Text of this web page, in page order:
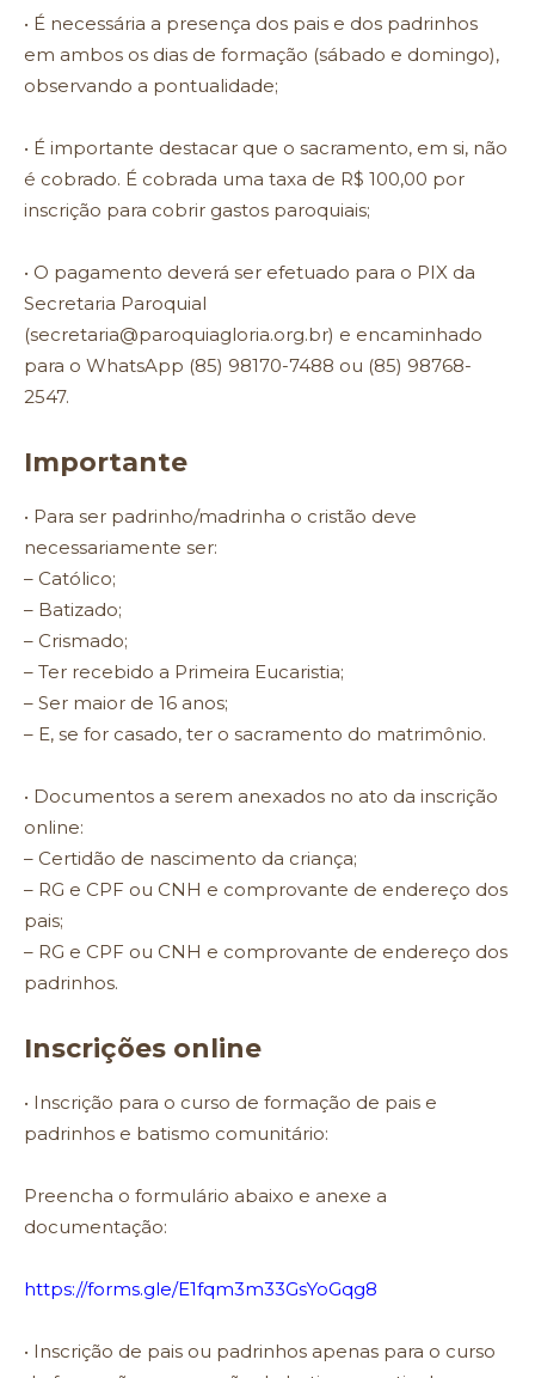
• É necessária a presença dos pais e dos padrinhos
em ambos os dias de formação (sábado e domingo),
observando a pontualidade;
• É importante destacar que o sacramento, em si, não
é cobrado. É cobrada uma taxa de R$ 100,00 por
inscrição para cobrir gastos paroquiais;
• O pagamento deverá ser efetuado para o PIX da
Secretaria Paroquial
(secretaria@paroquiagloria.org.br) e encaminhado
para o WhatsApp (85) 98170-7488 ou (85) 98768-
2547.
Importante
• Para ser padrinho/madrinha o cristão deve
necessariamente ser:
– Católico;
– Batizado;
– Crismado;
– Ter recebido a Primeira Eucaristia;
– Ser maior de 16 anos;
– E, se for casado, ter o sacramento do matrimônio.
• Documentos a serem anexados no ato da inscrição
online:
– Certidão de nascimento da criança;
– RG e CPF ou CNH e comprovante de endereço dos
pais;
– RG e CPF ou CNH e comprovante de endereço dos
padrinhos.
Inscrições online
• Inscrição para o curso de formação de pais e
padrinhos e batismo comunitário:
Preencha o formulário abaixo e anexe a
documentação:
https://forms.gle/E1fqm3m33GsYoGqg8
• Inscrição de pais ou padrinhos apenas para o curso